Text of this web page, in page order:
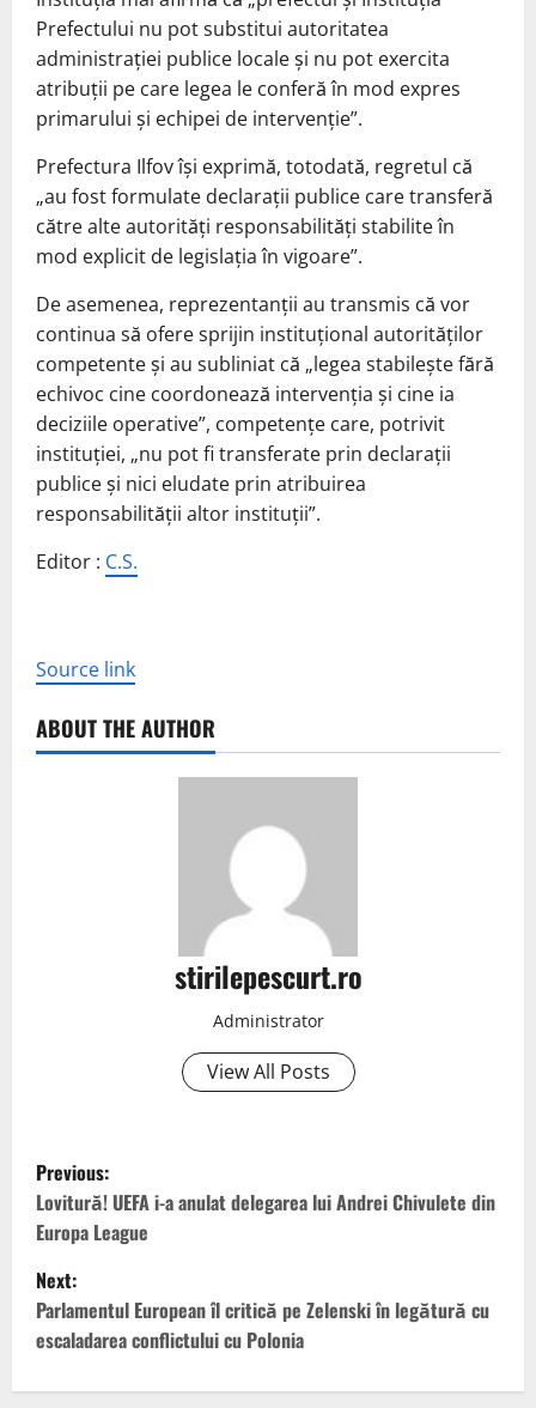
Prefectului nu pot substitui autoritatea
administrației publice locale și nu pot exercita
atribuții pe care legea le conferă în mod expres
primarului și echipei de intervenție”.
Prefectura Ilfov își exprimă, totodată, regretul că
„au fost formulate declarații publice care transferă
către alte autorități responsabilități stabilite în
mod explicit de legislația în vigoare”.
De asemenea, reprezentanții au transmis că vor
continua să ofere sprijin instituțional autorităților
competente și au subliniat că „legea stabilește fără
echivoc cine coordonează intervenția și cine ia
deciziile operative”, competențe care, potrivit
instituției, „nu pot fi transferate prin declarații
publice și nici eludate prin atribuirea
responsabilității altor instituții”.
Editor : C.S.
Source link
ABOUT THE AUTHOR
stirilepescurt.ro
Administrator
View All Posts
P
o
s
t
n
Previous:
Lovitură! UEFA i-a anulat delegarea lui Andrei Chivulete din
Europa League
Next:
Parlamentul European îl critică pe Zelenski în legătură cu
escaladarea conflictului cu Polonia